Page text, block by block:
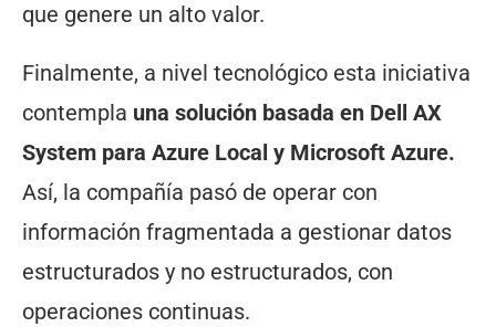
que genere un alto valor.
Finalmente, a nivel tecnológico esta iniciativa
contempla una solución basada en Dell AX
System para Azure Local y Microsoft Azure.
Así, la compañía pasó de operar con
información fragmentada a gestionar datos
estructurados y no estructurados, con
operaciones continuas.